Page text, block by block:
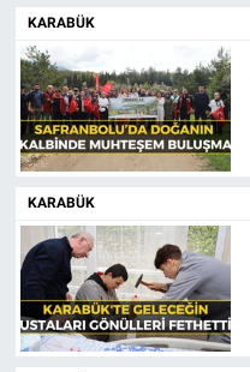
KARABÜK
KARABÜK